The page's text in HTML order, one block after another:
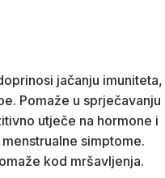
jačanju imuniteta,
Pomaže u sprječavanju
utječe na hormone i
simptome.
kod mršavljenja.